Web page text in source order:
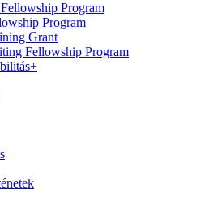
Program
Program
Grant
Fellowship Program